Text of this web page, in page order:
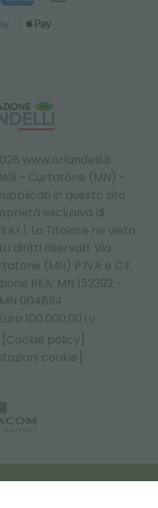
www.orlandelli.it
- Curtatone (MN) -
in questo sito
esclusiva di
s.r.l. La Titolare ne vieta
i diritti riservati. Via
(MN) P.IVA e C.F.
REA: MN 152392 -
004894
100.000,00 i.v.
[Cookie policy]
cookie]